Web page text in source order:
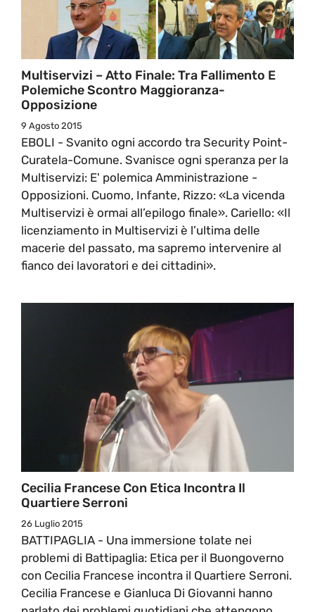
Multiservizi – Atto Finale: Tra Fallimento E
Polemiche Scontro Maggioranza-
Opposizione
9 Agosto 2015
EBOLI - Svanito ogni accordo tra Security Point-
Curatela-Comune. Svanisce ogni speranza per la
Multiservizi: E' polemica Amministrazione -
Opposizioni. Cuomo, Infante, Rizzo: «La vicenda
Multiservizi è ormai all’epilogo finale». Cariello: «Il
licenziamento in Multiservizi è l’ultima delle
macerie del passato, ma sapremo intervenire al
fianco dei lavoratori e dei cittadini».
Cecilia Francese Con Etica Incontra Il
Quartiere Serroni
26 Luglio 2015
BATTIPAGLIA - Una immersione tolate nei
problemi di Battipaglia: Etica per il Buongoverno
con Cecilia Francese incontra il Quartiere Serroni.
Cecilia Francese e Gianluca Di Giovanni hanno